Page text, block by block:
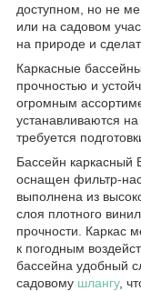
доступном, но не
или на садовом
на природе и
Каркасные
прочностью и
огромным
устанавливаются
требуется
Бассейн каркасный
оснащен фильтр-
выполнена из
слоя плотного
прочности. Каркас
к погодным
бассейна удобный
садовому шлангу,